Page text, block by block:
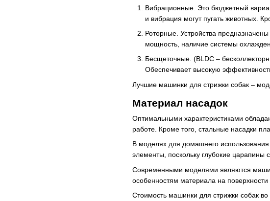
Вибрационные. Это бюджетный
и вибрация могут пугать животных.
Роторные. Устройства
мощность, наличие системы
Бесщеточные. (BLDC –
Обеспечивает высокую
Лучшие машинки для стрижки собак –
Материал насадок
Оптимальными характеристиками
работе. Кроме того, стальные насадки
В моделях для домашнего
элементы, поскольку глубокие царапины
Современными моделями являются
особенностям материала на
Стоимость машинки для стрижки собак